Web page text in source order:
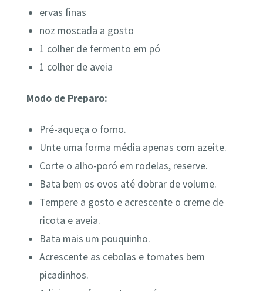
ervas finas
noz moscada a gosto
1 colher de fermento em pó
1 colher de aveia
Modo de Preparo:
Pré-aqueça o forno.
Unte uma forma média apenas com azeite.
Corte o alho-poró em rodelas, reserve.
Bata bem os ovos até dobrar de volume.
Tempere a gosto e acrescente o creme de
ricota e aveia.
Bata mais um pouquinho.
Acrescente as cebolas e tomates bem
picadinhos.